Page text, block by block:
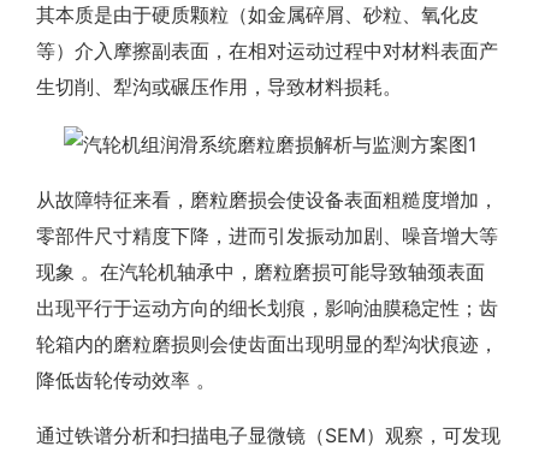
其本质是由于硬质颗粒（如金属碎屑、砂粒、氧化皮
等）介入摩擦副表面，在相对运动过程中对材料表面产
生切削、犁沟或碾压作用，导致材料损耗。
从故障特征来看，磨粒磨损会使设备表面粗糙度增加，
零部件尺寸精度下降，进而引发振动加剧、噪音增大等
现象 。在汽轮机轴承中，磨粒磨损可能导致轴颈表面
出现平行于运动方向的细长划痕，影响油膜稳定性；齿
轮箱内的磨粒磨损则会使齿面出现明显的犁沟状痕迹，
降低齿轮传动效率 。
通过铁谱分析和扫描电子显微镜（SEM）观察，可发现